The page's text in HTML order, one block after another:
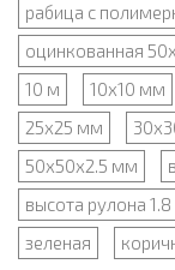
рабица с
оцинкованная
10 м
10х10 мм
25х25 мм
50х50х2.5 мм
высота рулона
зеленая